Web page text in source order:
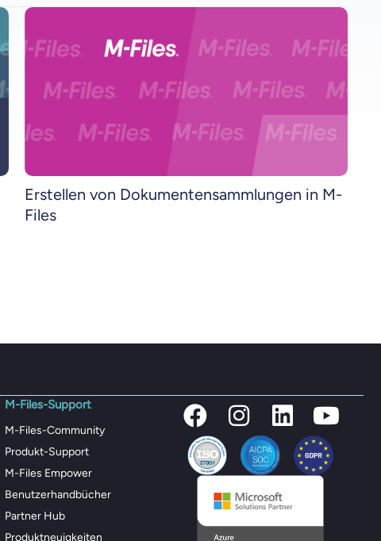
Erstellen von Dokumentensammlungen in M-
Files
M-Files-Support
M-Files-Community
Produkt-Support
M-Files Empower
Benutzerhandbücher
Partner Hub
Produktneuigkeiten